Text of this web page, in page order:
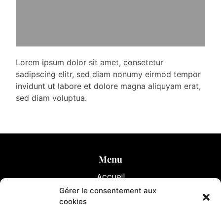
Gérer le consentement aux
cookies
Lorem ipsum dolor sit amet, consetetur
sadipscing elitr, sed diam nonumy eirmod tempor
invidunt ut labore et dolore magna aliquyam erat,
sed diam voluptua.
Menu
Accueil
Optimiser votre assurance emprunteur